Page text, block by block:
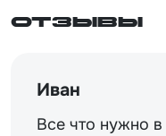
Отзывы
Иван
Все что нужно в